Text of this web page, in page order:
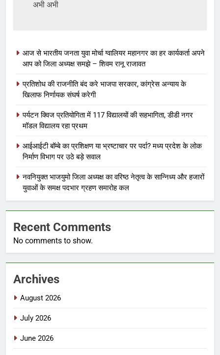
अभी अभी
आज से भारतीय जनता युवा मोर्चा ग्वालियर महानगर का हर कार्यकर्ता अपने
आप को जिला अध्यक्ष समझे – शिवम रानू राजावत
प्रतिशोध की राजनीति बंद करे भाजपा सरकार, कांग्रेस अन्याय के
खिलाफ निर्णायक संघर्ष करेगी
पर्यटन क्विज प्रतियोगिता में 117 विद्यालयों की सहभागिता, डीडी नगर
मॉडल विद्यालय रहा प्रथम
आईआईटी बॉम्बे का प्रशिक्षण या भ्रष्टाचार पर पर्दा? मध्य प्रदेश के लोक
निर्माण विभाग पर उठे बड़े सवाल
नवनियुक्त भाजयुमो जिला अध्यक्ष का वरिष्ठ नेतृत्व के सान्निध्य और हजारों
युवाओं के समक्ष पदभार ग्रहण समारोह कल
Recent Comments
No comments to show.
Archives
August 2026
July 2026
June 2026